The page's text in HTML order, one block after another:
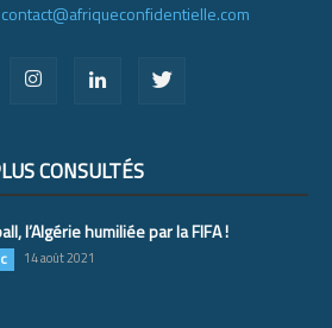
contact@afriqueconfidentielle.com
CONSULTÉS
l’Algérie humiliée par la FIFA !
14 août 2021